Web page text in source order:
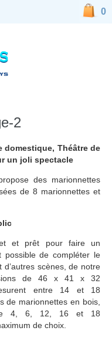
2
domestique, Théâtre de
un joli spectacle
des marionnettes
de 8 marionnettes et
et prêt pour faire un
possible de compléter le
d’autres scènes, de notre
de 46 x 41 x 32
entre 14 et 18
de marionnettes en bois,
de 4, 6, 12, 16 et 18
de choix.
0